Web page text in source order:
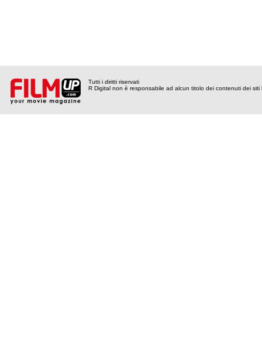
Tutti i diritti riservati
R Digital non è responsabile ad alcun titolo dei contenuti dei siti